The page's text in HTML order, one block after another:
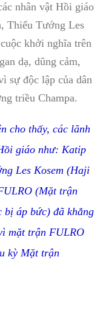
nhân vật Hồi giáo
Thiếu Tướng Les
khởi nghĩa trên
dạ, dũng cảm,
sự độc lập của dân
triều Champa.
cho thấy, các lãnh
giáo như: Katip
Les Kosem (Haji
(Mặt trận
bị áp bức) đã khẳng
mặt trận FULRO
kỳ Mặt trận